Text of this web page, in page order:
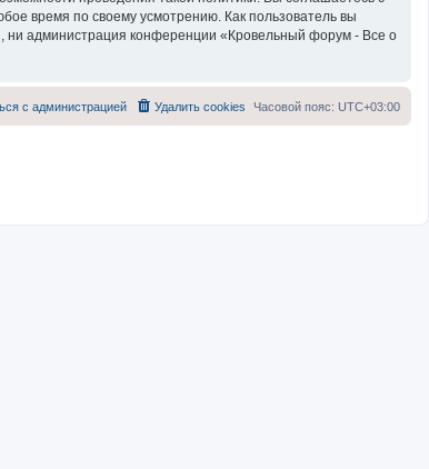
время по своему усмотрению. Как пользователь вы
ни администрация конференции «Кровельный форум - Все о
Часовой пояс: UTC+03:00
Удалить cookies
с администрацией